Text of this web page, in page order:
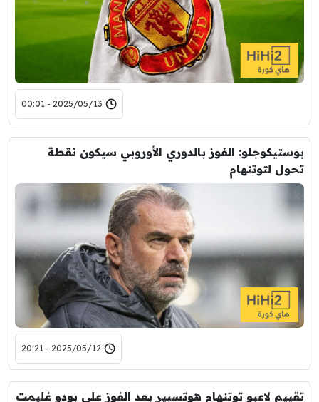
2025/05/13 - 00:01
بوستيكوجلو: الفوز بالدوري الأوروبي سيكون نقطة
تحول لتوتنهام
2025/05/12 - 20:21
تقييم لاعبو توتنهام هوتسبير بعد الفوز على بودو غليمت